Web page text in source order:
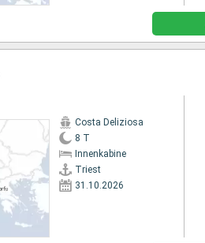
Costa Deliziosa
8 T
Innenkabine
Triest
31.10.2026